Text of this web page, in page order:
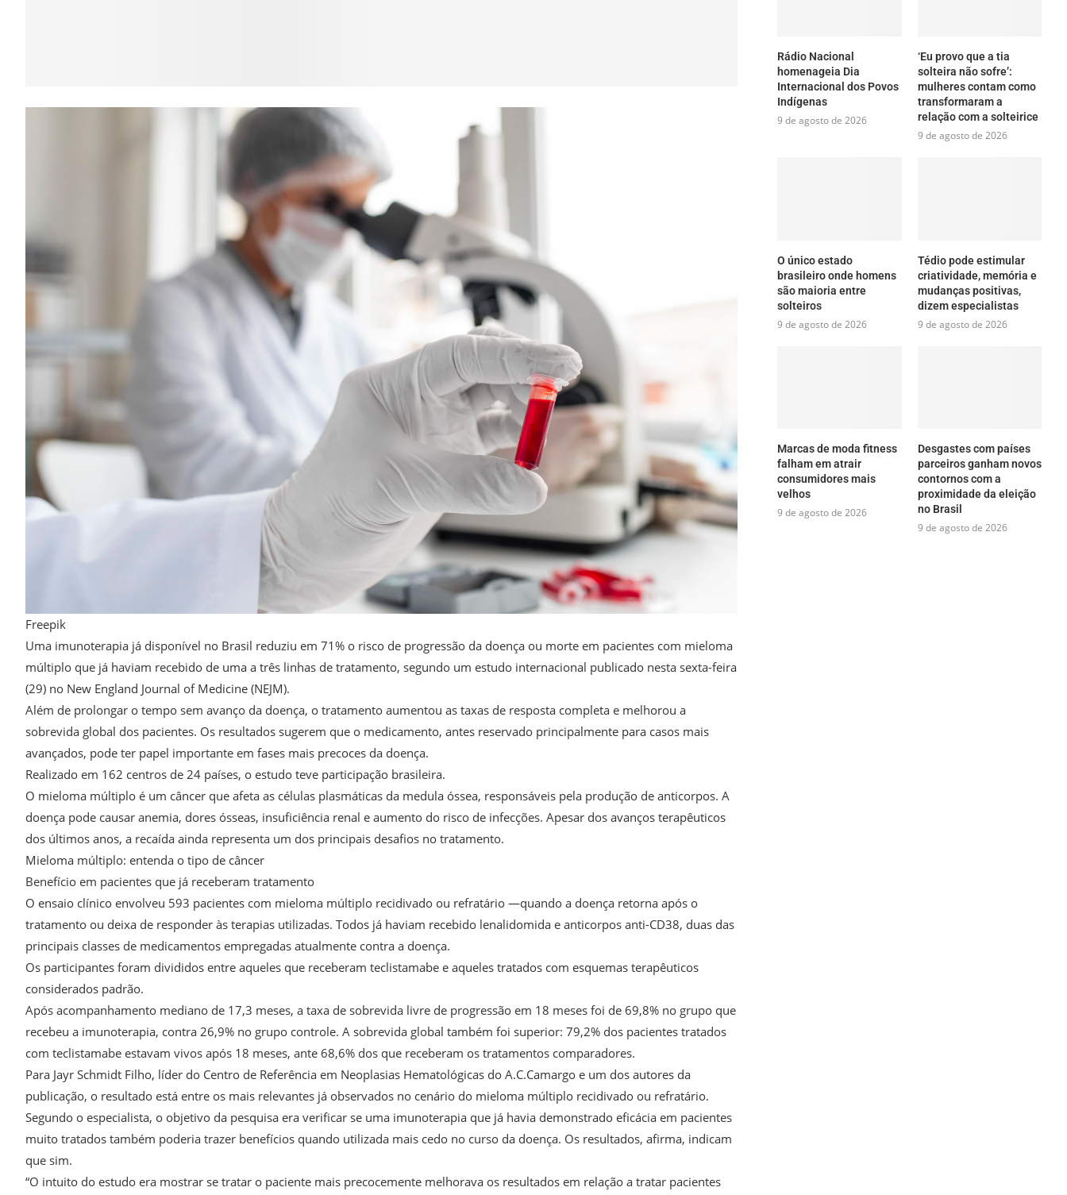
Freepik
Uma imunoterapia já disponível no Brasil reduziu em 71% o risco de progressão da doença ou morte em pacientes com mieloma
múltiplo que já haviam recebido de uma a três linhas de tratamento, segundo um estudo internacional publicado nesta sexta-feira
(29) no New England Journal of Medicine (NEJM).
Além de prolongar o tempo sem avanço da doença, o tratamento aumentou as taxas de resposta completa e melhorou a
sobrevida global dos pacientes. Os resultados sugerem que o medicamento, antes reservado principalmente para casos mais
avançados, pode ter papel importante em fases mais precoces da doença.
Realizado em 162 centros de 24 países, o estudo teve participação brasileira.
O mieloma múltiplo é um câncer que afeta as células plasmáticas da medula óssea, responsáveis pela produção de anticorpos. A
doença pode causar anemia, dores ósseas, insuficiência renal e aumento do risco de infecções. Apesar dos avanços terapêuticos
dos últimos anos, a recaída ainda representa um dos principais desafios no tratamento.
Mieloma múltiplo: entenda o tipo de câncer
Benefício em pacientes que já receberam tratamento
O ensaio clínico envolveu 593 pacientes com mieloma múltiplo recidivado ou refratário —quando a doença retorna após o
tratamento ou deixa de responder às terapias utilizadas. Todos já haviam recebido lenalidomida e anticorpos anti-CD38, duas das
principais classes de medicamentos empregadas atualmente contra a doença.
Os participantes foram divididos entre aqueles que receberam teclistamabe e aqueles tratados com esquemas terapêuticos
considerados padrão.
Após acompanhamento mediano de 17,3 meses, a taxa de sobrevida livre de progressão em 18 meses foi de 69,8% no grupo que
recebeu a imunoterapia, contra 26,9% no grupo controle. A sobrevida global também foi superior: 79,2% dos pacientes tratados
com teclistamabe estavam vivos após 18 meses, ante 68,6% dos que receberam os tratamentos comparadores.
Para Jayr Schmidt Filho, líder do Centro de Referência em Neoplasias Hematológicas do A.C.Camargo e um dos autores da
publicação, o resultado está entre os mais relevantes já observados no cenário do mieloma múltiplo recidivado ou refratário.
Segundo o especialista, o objetivo da pesquisa era verificar se uma imunoterapia que já havia demonstrado eficácia em pacientes
muito tratados também poderia trazer benefícios quando utilizada mais cedo no curso da doença. Os resultados, afirma, indicam
que sim.
“O intuito do estudo era mostrar se tratar o paciente mais precocemente melhorava os resultados em relação a tratar pacientes
Rádio Nacional
homenageia Dia
Internacional dos Povos
Indígenas
9 de agosto de 2026
‘Eu provo que a tia
solteira não sofre’:
mulheres contam como
transformaram a
relação com a solteirice
9 de agosto de 2026
O único estado
brasileiro onde homens
são maioria entre
solteiros
9 de agosto de 2026
Tédio pode estimular
criatividade, memória e
mudanças positivas,
dizem especialistas
9 de agosto de 2026
Marcas de moda fitness
falham em atrair
consumidores mais
velhos
9 de agosto de 2026
Desgastes com países
parceiros ganham novos
contornos com a
proximidade da eleição
no Brasil
9 de agosto de 2026